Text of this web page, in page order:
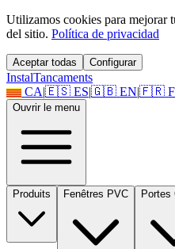
Utilizamos cookies para mejorar
del sitio. Política de privacidad
Aceptar todas Configurar
InstalTancaments
CA|🇪🇸 ES|🇬🇧 EN|🇫🇷
Ouvrir le menu
Produits Fenêtres PVC Portes